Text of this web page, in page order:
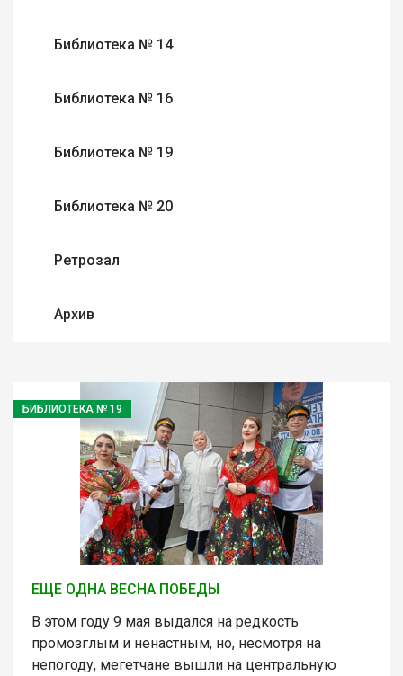
Библиотека № 14
Библиотека № 16
Библиотека № 19
Библиотека № 20
Ретрозал
Архив
БИБЛИОТЕКА № 19
ЕЩЕ ОДНА ВЕСНА ПОБЕДЫ
В этом году 9 мая выдался на редкость
промозглым и ненастным, но, несмотря на
непогоду, мегетчане вышли на центральную